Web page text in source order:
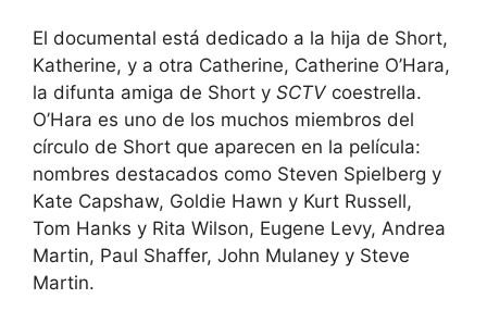
El documental está dedicado a la hija de Short,
Katherine, y a otra Catherine, Catherine O’Hara,
la difunta amiga de Short y SCTV coestrella.
O’Hara es uno de los muchos miembros del
círculo de Short que aparecen en la película:
nombres destacados como Steven Spielberg y
Kate Capshaw, Goldie Hawn y Kurt Russell,
Tom Hanks y Rita Wilson, Eugene Levy, Andrea
Martin, Paul Shaffer, John Mulaney y Steve
Martin.